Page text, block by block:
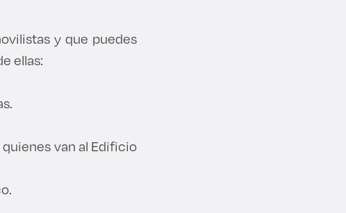
y que puedes
ellas:
van al Edificio